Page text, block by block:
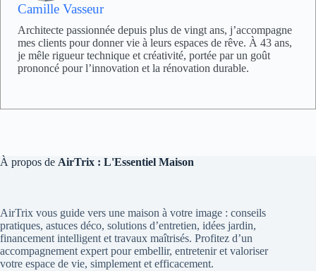
Camille Vasseur
Architecte passionnée depuis plus de vingt ans, j’accompagne
mes clients pour donner vie à leurs espaces de rêve. À 43 ans,
je mêle rigueur technique et créativité, portée par un goût
prononcé pour l’innovation et la rénovation durable.
À propos de AirTrix : L'Essentiel Maison
AirTrix vous guide vers une maison à votre image : conseils
pratiques, astuces déco, solutions d’entretien, idées jardin,
financement intelligent et travaux maîtrisés. Profitez d’un
accompagnement expert pour embellir, entretenir et valoriser
votre espace de vie, simplement et efficacement.